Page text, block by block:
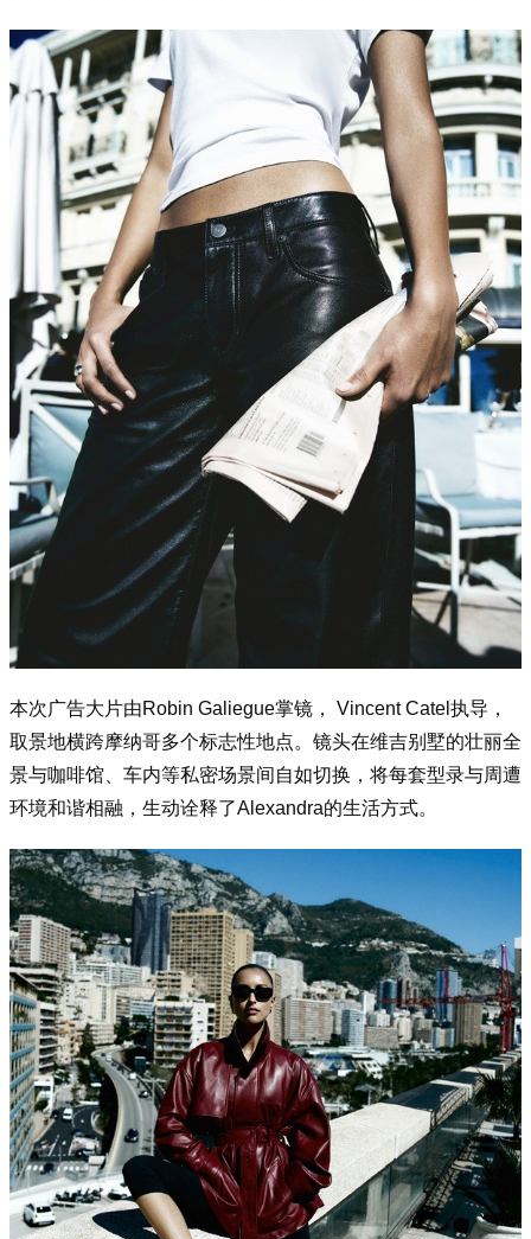
本次广告大片由Robin Galiegue掌镜， Vincent Catel执导，
取景地横跨摩纳哥多个标志性地点。镜头在维吉别墅的壮丽全
景与咖啡馆、车内等私密场景间自如切换，将每套型录与周遭
环境和谐相融，生动诠释了Alexandra的生活方式。